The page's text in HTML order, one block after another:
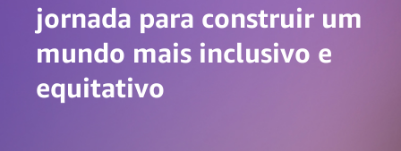
jornada para construir um
mundo mais inclusivo e
equitativo